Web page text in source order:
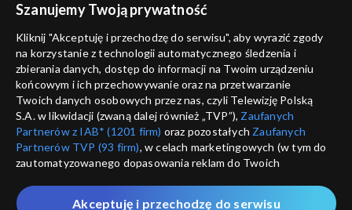
ANULUJ
informacje o dostawcy usług
Szanujemy Twoją prywatność
Kliknij "Akceptuję i przechodzę do serwisu", aby wyrazić zgody
na korzystanie z technologii automatycznego śledzenia i
zbierania danych, dostęp do informacji na Twoim urządzeniu
końcowym i ich przechowywanie oraz na przetwarzanie
Twoich danych osobowych przez nas, czyli Telewizję Polską
S.A. w likwidacji (zwaną dalej również „TVP”), Zaufanych
Partnerów z IAB* (1201 firm) oraz pozostałych Zaufanych
Partnerów TVP (93 firm), w celach marketingowych (w tym do
zautomatyzowanego dopasowania reklam do Twoich
które wskazujemy poniżej, a także zgody na udostępnianie
Akceptuję i przechodzę do serwisu